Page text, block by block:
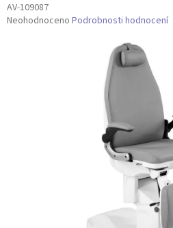
AV-109087
Průměrné
Neohodnoceno Podrobnosti hodnocení